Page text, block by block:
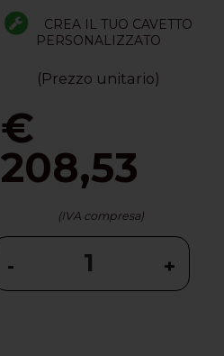
CREA IL TUO CAVETTO
PERSONALIZZATO
(Prezzo unitario)
€
208,53
(IVA compresa)
- +